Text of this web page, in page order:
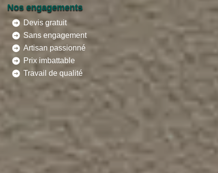
Nos engagements
Devis gratuit
Sans engagement
Artisan passionné
Prix imbattable
Travail de qualité